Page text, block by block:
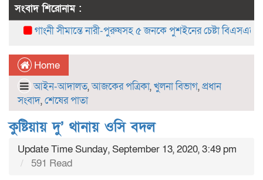
সংবাদ শিরোনাম :
গাংনী সীমান্তে নারী-পুরুষসহ ৫ জনকে পুশইনের চেষ্টা বিএসএফের,
Home
আইন-আদালত,আজকের পত্রিকা,খুলনা বিভাগ,প্রধান
সংবাদ,শেষের পাতা
কুষ্টিয়ায় দু’ থানায় ওসি বদল
Update Time Sunday, September 13, 2020, 3:49 pm
591 Read